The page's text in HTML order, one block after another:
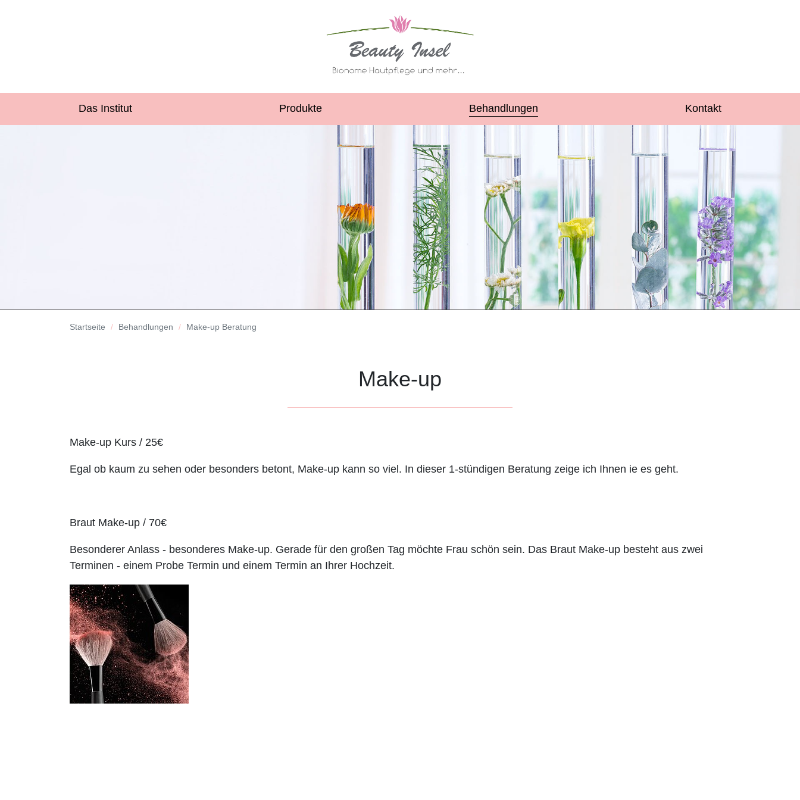
Das Institut Produkte Behandlungen Kontakt
Startseite Behandlungen Make-up Beratung
Make-up
Make-up Kurs / 25€
Egal ob kaum zu sehen oder besonders betont, Make-up kann so viel. In dieser 1-stündigen Beratung zeige ich Ihnen ie es geht.
Braut Make-up / 70€
Besonderer Anlass - besonderes Make-up. Gerade für den großen Tag möchte Frau schön sein. Das Braut Make-up besteht aus zwei
Terminen - einem Probe Termin und einem Termin an Ihrer Hochzeit.